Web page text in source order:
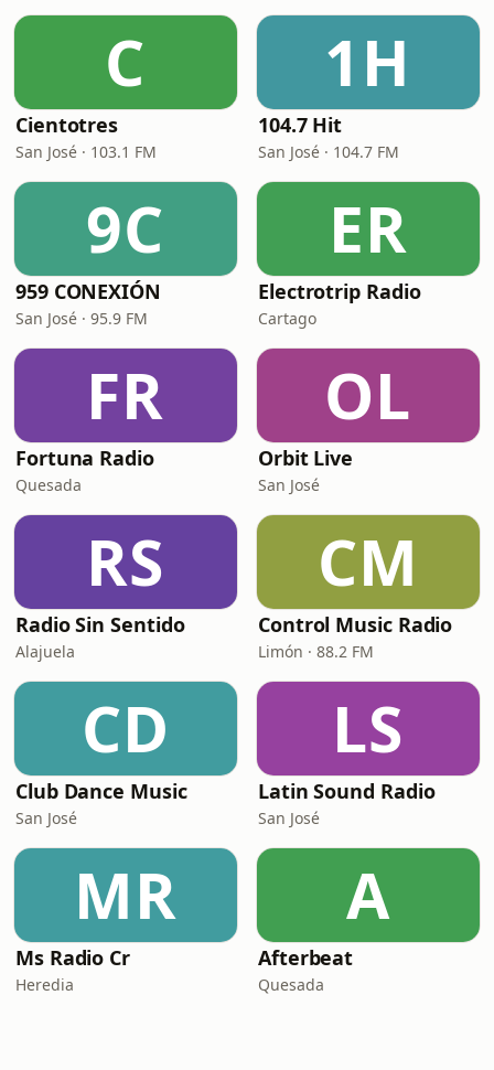
C
Cientotres
San José · 103.1 FM
1H
104.7 Hit
San José · 104.7 FM
9C
959 CONEXIÓN
San José · 95.9 FM
ER
Electrotrip Radio
Cartago
FR
Fortuna Radio
Quesada
OL
Orbit Live
San José
RS
Radio Sin Sentido
Alajuela
CM
Control Music Radio
Limón · 88.2 FM
CD
Club Dance Music
San José
LS
Latin Sound Radio
San José
MR
Ms Radio Cr
Heredia
A
Afterbeat
Quesada